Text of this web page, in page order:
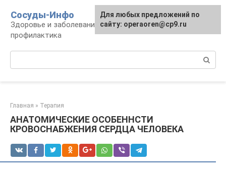
контенту
Сосуды-Инфо
Здоровье и заболевания сосудов и сердца,
профилактика
Главная » Терапия
АНАТОМИЧЕСКИЕ ОСОБЕННСТИ
КРОВОСНАБЖЕНИЯ СЕРДЦА ЧЕЛОВЕКА
Для любых предложений по
сайту: operaoren@cp9.ru